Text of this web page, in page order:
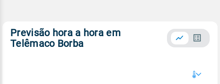
Previsão hora a hora em
Telêmaco Borba